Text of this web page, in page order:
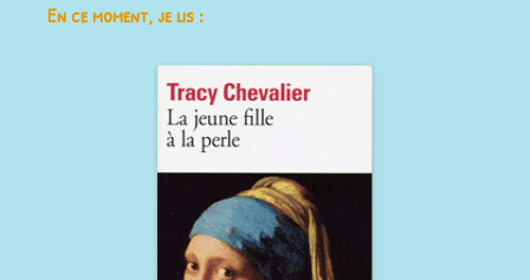
En ce moment, je lis :